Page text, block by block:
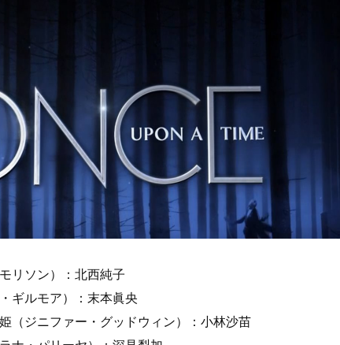
リソン）：北西純子
ギルモア）：末本眞央
（ジニファー・グッドウィン）：小林沙苗